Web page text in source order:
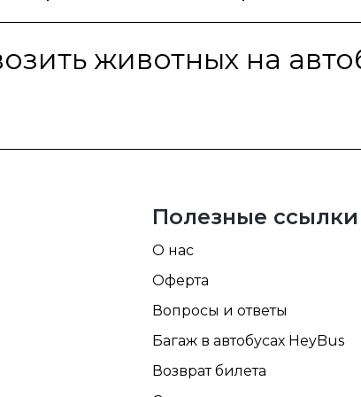
животных на
Полезные ссылки
О нас
Оферта
Вопросы и ответы
Багаж в автобусах HeyBus
Возврат билета